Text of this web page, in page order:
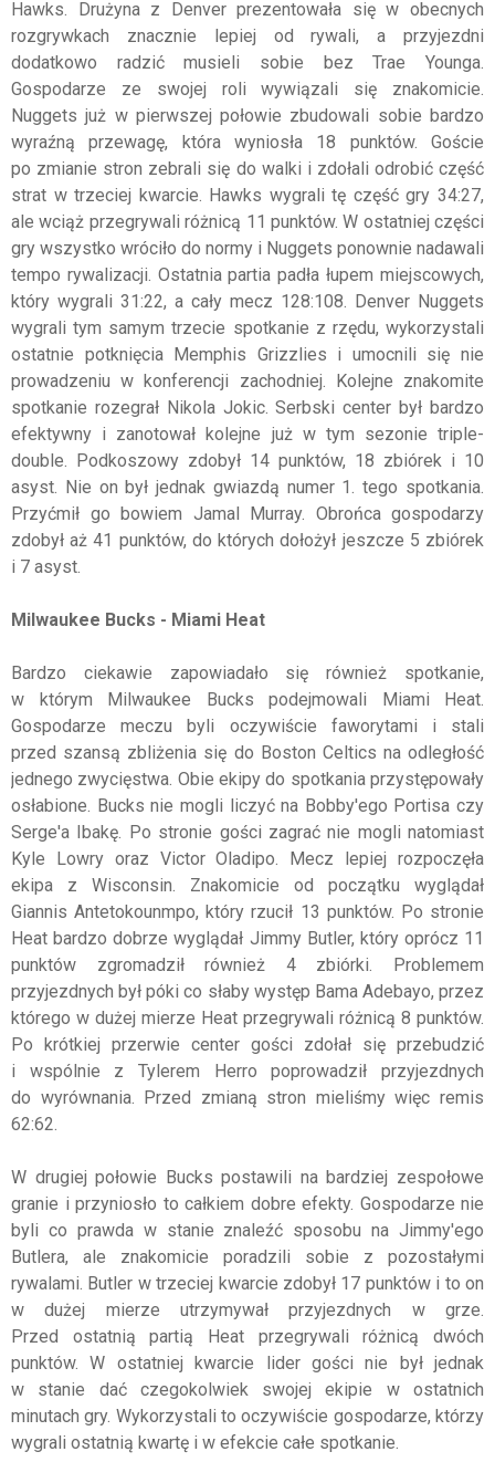
Hawks. Drużyna z Denver prezentowała się w obecnych
rozgrywkach znacznie lepiej od rywali, a przyjezdni
dodatkowo radzić musieli sobie bez Trae Younga.
Gospodarze ze swojej roli wywiązali się znakomicie.
Nuggets już w pierwszej połowie zbudowali sobie bardzo
wyraźną przewagę, która wyniosła 18 punktów. Goście
po zmianie stron zebrali się do walki i zdołali odrobić część
strat w trzeciej kwarcie. Hawks wygrali tę część gry 34:27,
ale wciąż przegrywali różnicą 11 punktów. W ostatniej części
gry wszystko wróciło do normy i Nuggets ponownie nadawali
tempo rywalizacji. Ostatnia partia padła łupem miejscowych,
który wygrali 31:22, a cały mecz 128:108. Denver Nuggets
wygrali tym samym trzecie spotkanie z rzędu, wykorzystali
ostatnie potknięcia Memphis Grizzlies i umocnili się nie
prowadzeniu w konferencji zachodniej. Kolejne znakomite
spotkanie rozegrał Nikola Jokic. Serbski center był bardzo
efektywny i zanotował kolejne już w tym sezonie triple-
double. Podkoszowy zdobył 14 punktów, 18 zbiórek i 10
asyst. Nie on był jednak gwiazdą numer 1. tego spotkania.
Przyćmił go bowiem Jamal Murray. Obrońca gospodarzy
zdobył aż 41 punktów, do których dołożył jeszcze 5 zbiórek
i 7 asyst.
Milwaukee Bucks - Miami Heat
Bardzo ciekawie zapowiadało się również spotkanie,
w którym Milwaukee Bucks podejmowali Miami Heat.
Gospodarze meczu byli oczywiście faworytami i stali
przed szansą zbliżenia się do Boston Celtics na odległość
jednego zwycięstwa. Obie ekipy do spotkania przystępowały
osłabione. Bucks nie mogli liczyć na Bobby'ego Portisa czy
Serge'a Ibakę. Po stronie gości zagrać nie mogli natomiast
Kyle Lowry oraz Victor Oladipo. Mecz lepiej rozpoczęła
ekipa z Wisconsin. Znakomicie od początku wyglądał
Giannis Antetokounmpo, który rzucił 13 punktów. Po stronie
Heat bardzo dobrze wyglądał Jimmy Butler, który oprócz 11
punktów zgromadził również 4 zbiórki. Problemem
przyjezdnych był póki co słaby występ Bama Adebayo, przez
którego w dużej mierze Heat przegrywali różnicą 8 punktów.
Po krótkiej przerwie center gości zdołał się przebudzić
i wspólnie z Tylerem Herro poprowadził przyjezdnych
do wyrównania. Przed zmianą stron mieliśmy więc remis
62:62.
W drugiej połowie Bucks postawili na bardziej zespołowe
granie i przyniosło to całkiem dobre efekty. Gospodarze nie
byli co prawda w stanie znaleźć sposobu na Jimmy'ego
Butlera, ale znakomicie poradzili sobie z pozostałymi
rywalami. Butler w trzeciej kwarcie zdobył 17 punktów i to on
w dużej mierze utrzymywał przyjezdnych w grze.
Przed ostatnią partią Heat przegrywali różnicą dwóch
punktów. W ostatniej kwarcie lider gości nie był jednak
w stanie dać czegokolwiek swojej ekipie w ostatnich
minutach gry. Wykorzystali to oczywiście gospodarze, którzy
wygrali ostatnią kwartę i w efekcie całe spotkanie.